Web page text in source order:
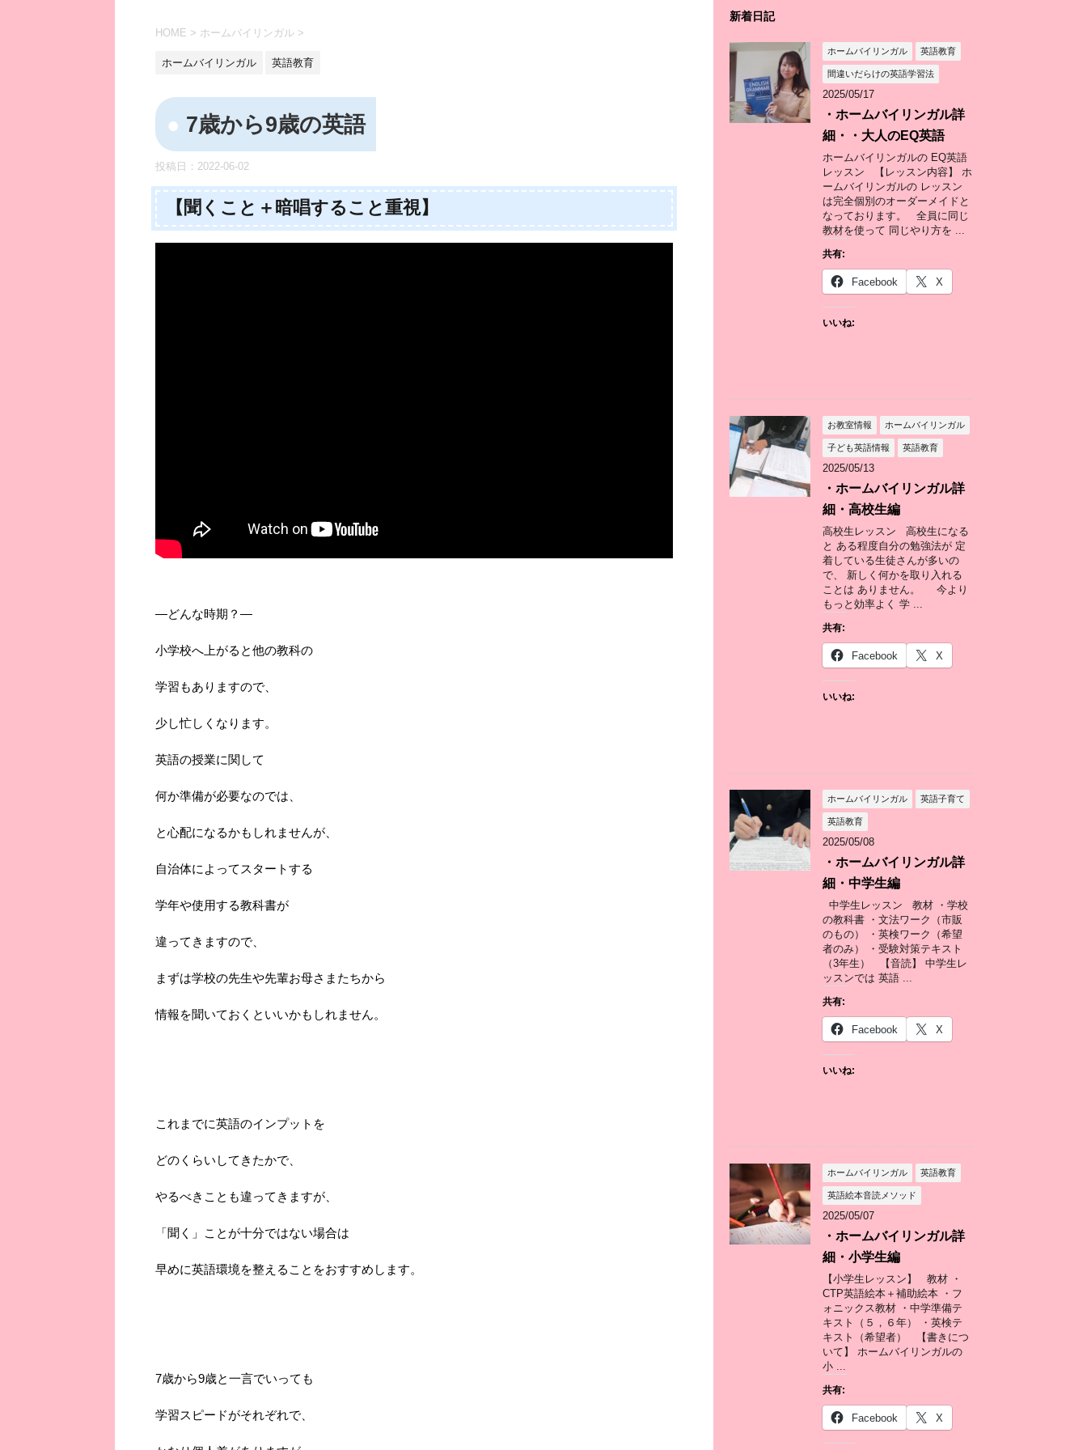
HOME > ホームバイリンガル >
ホームバイリンガル 英語教育
7歳から9歳の英語
投稿日： 2022-06-02
【聞くこと＋暗唱すること重視】
―どんな時期？―
小学校へ上がると他の教科の
学習もありますので、
少し忙しくなります。
英語の授業に関して
何か準備が必要なのでは、
と心配になるかもしれませんが、
自治体によってスタートする
学年や使用する教科書が
違ってきますので、
まずは学校の先生や先輩お母さまたちから
情報を聞いておくといいかもしれません。
これまでに英語のインプットを
どのくらいしてきたかで、
やるべきことも違ってきますが、
「聞く」ことが十分ではない場合は
早めに英語環境を整えることをおすすめします。
7歳から9歳と一言でいっても
学習スピードがそれぞれで、
新着日記
ホームバイリンガル 英語教育
間違いだらけの英語学習法
2025/05/17
・ホームバイリンガル詳
細・・大人のEQ英語
ホームバイリンガルの EQ英語
レッスン 【レッスン内容】 ホ
ームバイリンガルの レッスン
は完全個別のオーダーメイドと
なっております。 全員に同じ
教材を使って 同じやり方を ...
共有:
Facebook X
いいね:
お教室情報 ホームバイリンガル
子ども英語情報 英語教育
2025/05/13
・ホームバイリンガル詳
細・高校生編
高校生レッスン 高校生になる
と ある程度自分の勉強法が 定
着している生徒さんが多いの
で、 新しく何かを取り入れる
ことは ありません。 今より
もっと効率よく 学 ...
共有:
Facebook X
いいね:
ホームバイリンガル 英語子育て
英語教育
2025/05/08
・ホームバイリンガル詳
細・中学生編
中学生レッスン 教材 ・学校
の教科書 ・文法ワーク（市販
のもの） ・英検ワーク（希望
者のみ） ・受験対策テキスト
（3年生） 【音読】 中学生レ
ッスンでは 英語 ...
共有:
Facebook X
いいね:
ホームバイリンガル 英語教育
英語絵本音読メソッド
2025/05/07
・ホームバイリンガル詳
細・小学生編
【小学生レッスン】 教材 ・
CTP英語絵本＋補助絵本 ・フ
ォニックス教材 ・中学準備テ
キスト（５，６年） ・英検テ
キスト（希望者） 【書きにつ
いて】 ホームバイリンガルの
小 ...
共有:
Facebook X